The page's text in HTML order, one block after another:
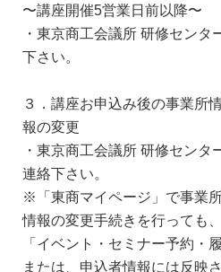
〜講座開催5営業日前以降〜
・東京商工会議所 研修センタ
下さい。
３．講座お申込み後の事業所
報の変更
・東京商工会議所 研修センタ
連絡下さい。
※「東商マイページ」で事業
情報の変更手続きを行っても
「イベント・セミナー予約・
または、申込者情報には反映